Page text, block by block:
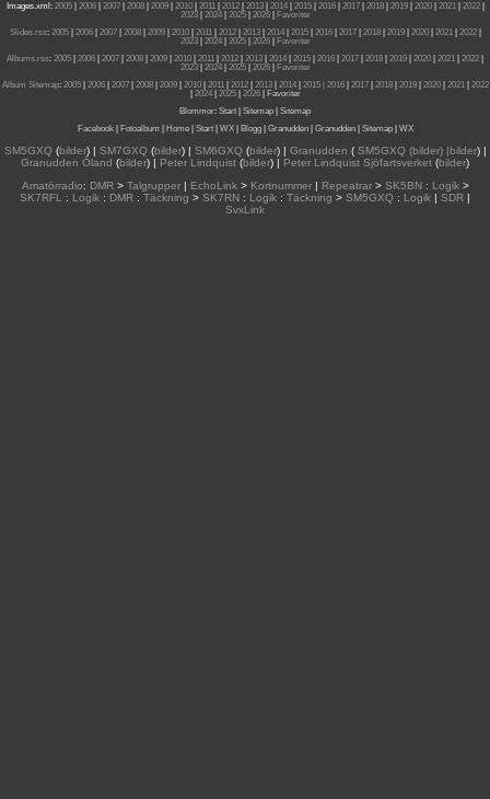
Images.xml: 2005| 2006| 2007| 2008| 2009| 2010| 2011| 2012| 2013| 2014| 2015| 2016| 2017| 2018| 2019| 2020| 2021| 2022|
2023| 2024| 2025| 2026|
Favoriter
Slides.rss: 2005| 2006| 2007| 2008| 2009| 2010| 2011| 2012| 2013| 2014| 2015| 2016| 2017| 2018| 2019| 2020| 2021| 2022|
2023| 2024| 2025| 2026|
Favoriter
Albums.rss: 2005 2006 2007 2008 2009 2010 2011 2012 2013 2014 2015 2016 2017 2018 2019 2020 2021 2022
2023| 2024| 2025| 2026|
Favoriter
Album Sitemap: 2005| 2006| 2007| 2008| 2009| 2010| 2011| 2012| 2013| 2014| 2015 | 2016| 2017| 2018| 2019| 2020| 2021| 2022
2024| 2025| 2026|
Favoriter
Blommor: Start Sitemap
Sitemap
Facebook| Fotoalbum Home| Start| WX| Blogg| Granudden| Granudden| Sitemap| WX
SM5GXQ(bilder) | SM7GXQ(bilder) | SM6GXQ(bilder) | Granudden (SM5GXQ (bilder) |bilder) |
Granudden Öland (bilder) | Peter Lindquist (bilder) | Peter Lindquist Sjöfartsverket (bilder)
Amatörradio: DMR> Talgrupper| EchoLink> Kortnummer| Repeatrar> SK5BN: Logik>
SK7RFL
: Logik : DMR : Täckning > SK7RN : Logik : Täckning > SM5GXQ : Logik | SDR |
SvxLink